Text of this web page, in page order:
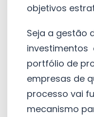
objetivos
Seja a gestão
investimentos
portfólio de
empresas de
processo vai
mecanismo